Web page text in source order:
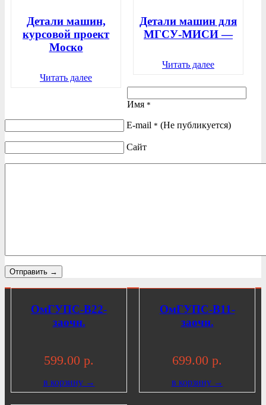
Детали машин,
курсовой проект
Моско
Читать далее
Детали машин для
МГСУ-МИСИ —
Читать далее
Имя *
E-mail * (Не публикуется)
Сайт
Отправить →
ОмГУПС-В22-
заочн.
599.00 р.
в корзину →
ОмГУПС-В11-
заочн.
699.00 р.
в корзину →